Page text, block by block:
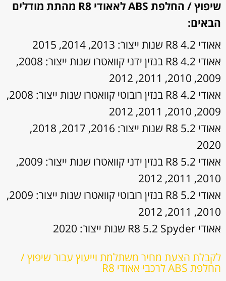
שיפוץ / החלפת ABS לאאודי R8 מהתת מודלים
הבאים:
אאודי R8 4.2 שנות ייצור: 2013, 2014, 2015
אאודי R8 4.2 בנזין ידני קוואטרו שנות ייצור: 2008,
2009, 2010, 2011, 2012
אאודי R8 4.2 בנזין רובוטי קוואטרו שנות ייצור: 2008,
2009, 2010, 2011, 2012
אאודי R8 5.2 שנות ייצור: 2016, 2017, 2018,
2020
אאודי R8 5.2 בנזין ידני קוואטרו שנות ייצור: 2009,
2010, 2011, 2012
אאודי R8 5.2 בנזין רובוטי קוואטרו שנות ייצור: 2009,
2010, 2011, 2012
אאודי R8 5.2 Spyder שנות ייצור: 2020
לקבלת הצעת מחיר משתלמת וייעוץ עבור שיפוץ /
החלפת ABS לרכבי אאודי R8